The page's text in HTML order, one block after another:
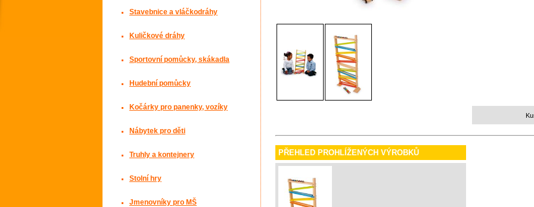
PŘEHLED PROHLÍŽENÝCH VÝROBKŮ
Stavebnice a vláčkodráhy
Kuličkové dráhy
Sportovní pomůcky, skákadla
Hudební pomůcky
Kočárky pro panenky, vozíky
Nábytek pro děti
Truhly a kontejnery
Stolní hry
Jmenovníky pro MŠ